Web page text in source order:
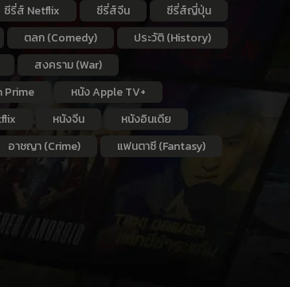
ซีรี่ส์ Netflix ซีรี่ส์จีน
ซีรี่ส์ญี่ปุ่น
ตลก (Comedy)
ประวัติ (History)
สงคราม (War)
Prime
หนัง Apple TV+
หนังจีน
หนังอินเดีย
อาชญา (Crime)
แฟนตาซี (Fantasy)